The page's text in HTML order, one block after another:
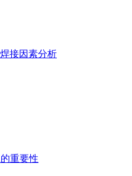
接因素分析
重要性